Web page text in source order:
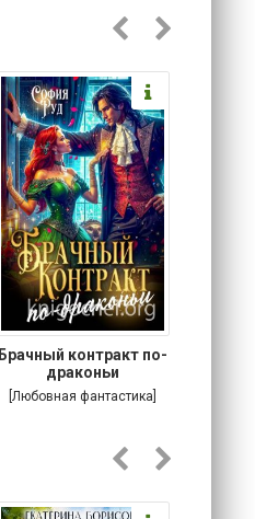
Брачный контракт по-
драконьи
[Любовная фантастика]